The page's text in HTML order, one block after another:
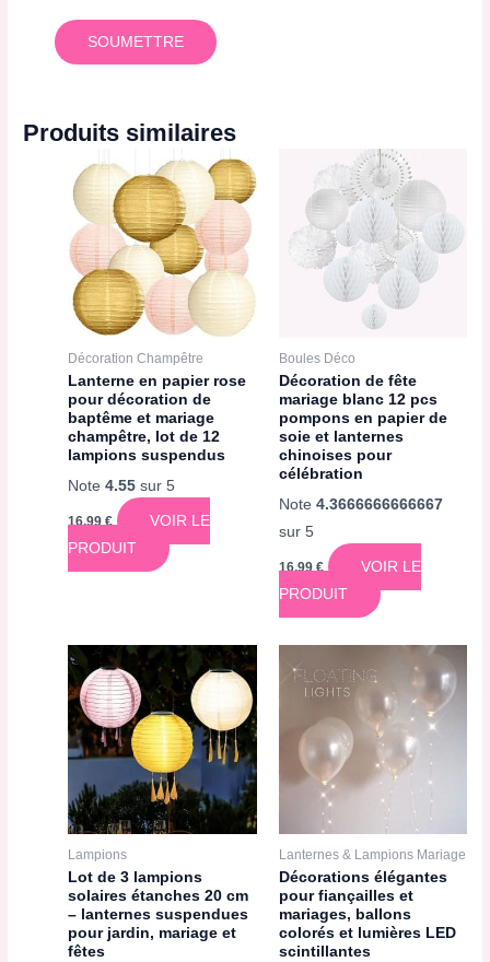
Produits similaires
Décoration Champêtre
Lanterne en papier rose
pour décoration de
baptême et mariage
champêtre, lot de 12
lampions suspendus
Note4.55 sur 5
16,99€
VOIR LE
PRODUIT
Boules Déco
Décoration de fête
mariage blanc 12 pcs
pompons en papier de
soie et lanternes
chinoises pour
célébration
Note 4.3666666666667
sur 5
16,99€
VOIR LE
PRODUIT
Lampions
Lot de 3 lampions
solaires étanches 20 cm
– lanternes suspendues
pour jardin, mariage et
fêtes
Lanternes & Lampions Mariage
Décorations élégantes
pour fiançailles et
mariages, ballons
colorés et lumières LED
scintillantes